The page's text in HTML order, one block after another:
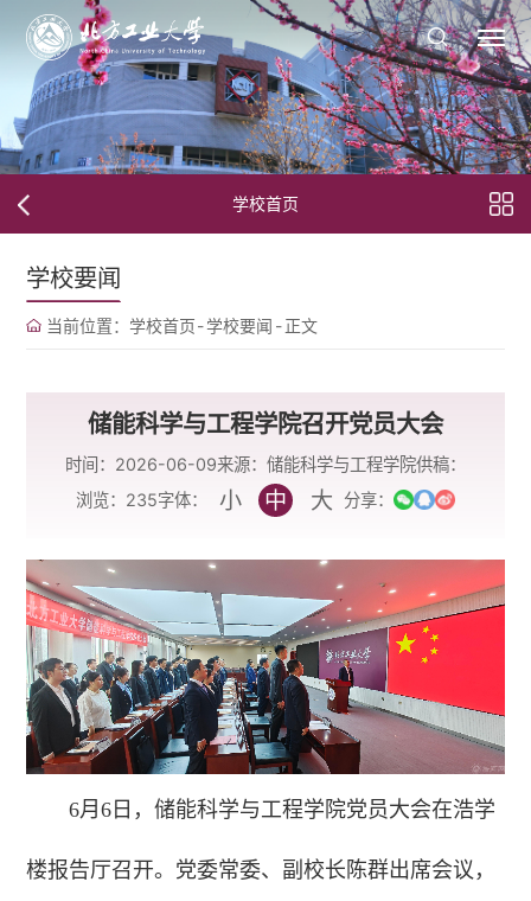
学校首页
学校要闻
当前位置： 学校首页-学校要闻 -正文
储能科学与工程学院召开党员大会
时间：2026-06-09来源：储能科学与工程学院供稿：
浏览： 235字体： 小 中 大 分享：
6月6日，储能科学与工程学院党员大会在浩学
楼报告厅召开。党委常委、副校长陈群出席会议，